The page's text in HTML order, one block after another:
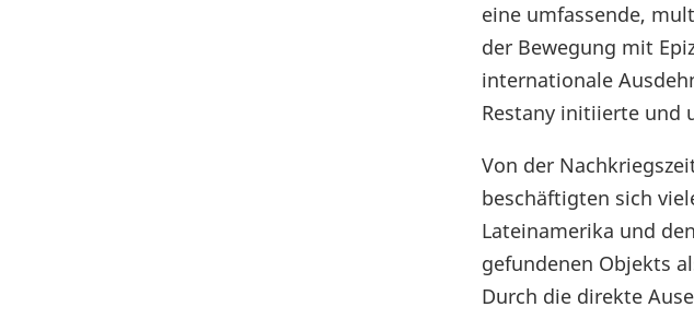
eine umfassende,
der Bewegung mit
internationale
Restany initiierte und
Von der
beschäftigten sich
Lateinamerika und
gefundenen Objekts
Durch die direkte